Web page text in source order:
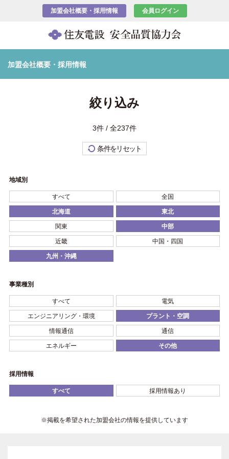
加盟会社概要・採用情報 会員ログイン
加盟会社概要・採用情報
絞り込み
3件 / 全237件
条件をリセット
地域別
すべて 全国
北海道 東北
関東 中部
近畿 中国・四国
九州・沖縄
事業種別
すべて 電気
エンジニアリング・環境 プラント・空調
情報通信 通信
エネルギー その他
採用情報
すべて 採用情報あり
※掲載を希望された加盟会社の情報を提供しています